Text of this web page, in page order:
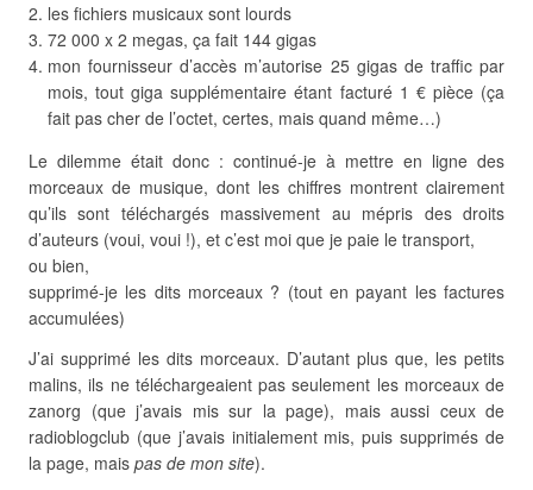
les fichiers musicaux sont lourds
72 000 x 2 megas, ça fait 144 gigas
mon fournisseur d’accès m’autorise 25 gigas de traffic par
mois, tout giga supplémentaire étant facturé 1 € pièce (ça
fait pas cher de l’octet, certes, mais quand même…)
Le dilemme était donc : continué-je à mettre en ligne des
morceaux de musique, dont les chiffres montrent clairement
qu’ils sont téléchargés massivement au mépris des droits
d’auteurs (voui, voui !), et c’est moi que je paie le transport,
ou bien,
supprimé-je les dits morceaux ? (tout en payant les factures
accumulées)
J’ai supprimé les dits morceaux. D’autant plus que, les petits
malins, ils ne téléchargeaient pas seulement les morceaux de
zanorg (que j’avais mis sur la page), mais aussi ceux de
radioblogclub (que j’avais initialement mis, puis supprimés de
la page, mais pas de mon site).